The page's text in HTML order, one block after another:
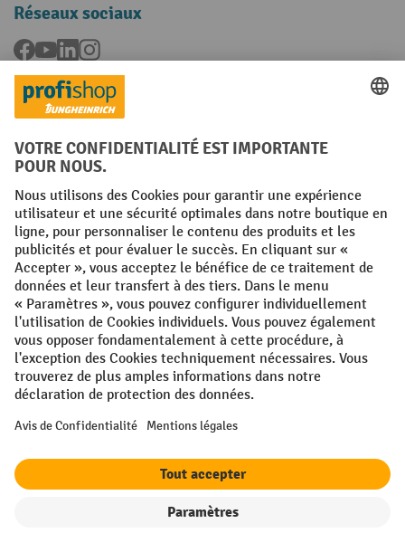
Réseaux sociaux
Facebook
YouTubeLinkedInInstagram
Langues
FR NL
Conditions générales Mentions légales
Protection des Données Politique de cookies
All prices excl. VAT plusshipping costsand possible delivery charges,
if not stated otherwise.
¹ La remise est valable jusqu'à épuisement des stocks. La remise ne
s'applique pas aux prix spéciaux. Il n'est pas possible de le combiner
avec d'autres réductions en pourcentage ou bons de réduction. | ² La
réduction sera accordée une seule fois lors de la première inscription
à la newsletter. Le code de réduction est valable pendant 10 jours et
nette minimale de 250,00 €. La réduction varie selon la catégorie de
produits et peut atteindre un maximum de 10 %. Les transpalettes
électriques, les gerbeurs électriques, les chariots élévateurs